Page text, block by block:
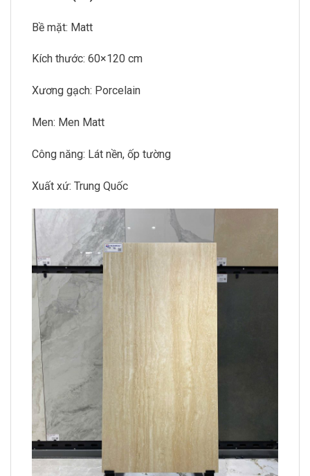
Bề mặt: Matt
Kích thước: 60×120 cm
Xương gạch: Porcelain
Men: Men Matt
Công năng: Lát nền, ốp tường
Xuất xứ: Trung Quốc